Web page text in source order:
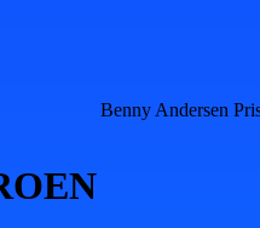
Benny Andersen